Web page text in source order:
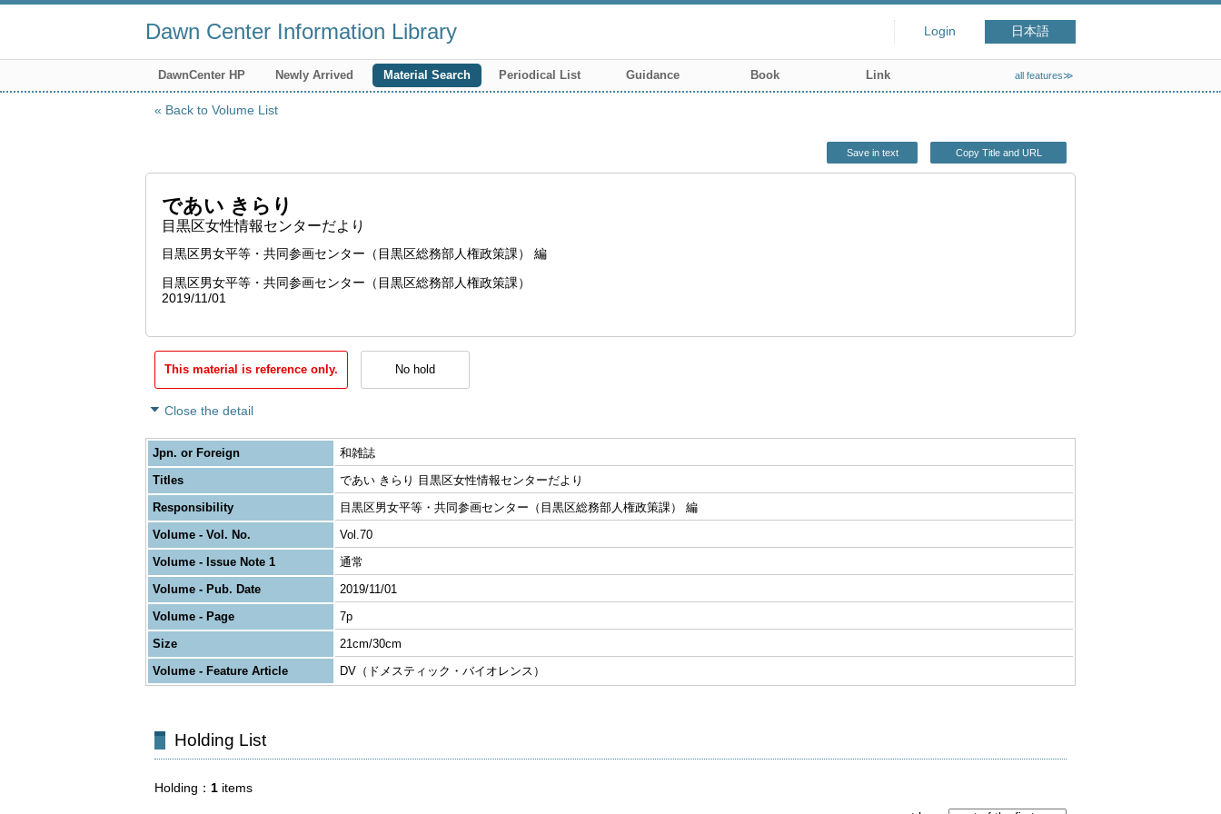
Dawn Center Information Library Login 日本語
DawnCenter HP Newly Arrived Material Search Periodical List Guidance Book Link all features≫
Back to Volume List
Save in text Copy Title and URL
であい きらり
目黒区女性情報センターだより
目黒区男女平等・共同参画センター（目黒区総務部人権政策課） 編
目黒区男女平等・共同参画センター（目黒区総務部人権政策課）
2019/11/01
This material is reference only. No hold
Close the detail
Jpn. or Foreign
和雑誌
Titles
であい きらり 目黒区女性情報センターだより
Responsibility
目黒区男女平等・共同参画センター（目黒区総務部人権政策課） 編
Volume - Vol. No.
Vol.70
Volume - Issue Note 1
通常
Volume - Pub. Date
2019/11/01
Volume - Page
7p
Size
21cm/30cm
Volume - Feature Article
DV（ドメスティック・バイオレンス）
Holding List
Holding 1 items